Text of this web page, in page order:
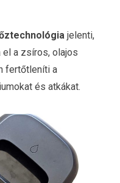
jelenti,
a zsíros, olajos
fertőtleníti a
és atkákat.